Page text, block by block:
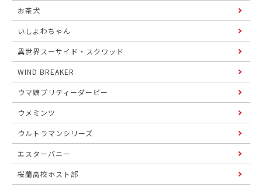
お茶犬
いしよわちゃん
異世界スーサイド・スクワッド
WIND BREAKER
ウマ娘プリティーダービー
ウメミンツ
ウルトラマンシリーズ
エスターバニー
桜蘭高校ホスト部